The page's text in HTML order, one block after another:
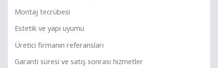
Montaj tecrübesi
Estetik ve yapı uyumu
Üretici firmanın referansları
Garanti süresi ve satış sonrası hizmetler